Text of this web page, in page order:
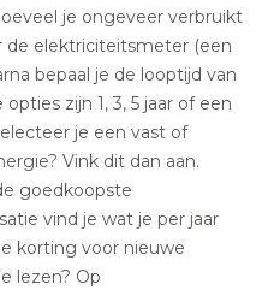
je ongeveer verbruikt
de elektriciteitsmeter (een
bepaal je de looptijd van
zijn 1, 3, 5 jaar of een
je een vast of
Vink dit dan aan.
goedkoopste
vind je wat je per jaar
korting voor nieuwe
lezen? Op